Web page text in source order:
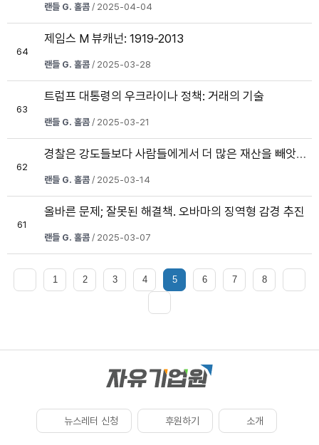
랜들 G. 홀콤 / 2025-04-04
64
제임스 M 뷰캐넌: 1919-2013
랜들 G. 홀콤 / 2025-03-28
63
트럼프 대통령의 우크라이나 정책: 거래의 기술
랜들 G. 홀콤 / 2025-03-21
62
경찰은 강도들보다 사람들에게서 더 많은 재산을 빼앗는다
랜들 G. 홀콤 / 2025-03-14
61
올바른 문제; 잘못된 해결책. 오바마의 징역형 감경 추진
랜들 G. 홀콤 / 2025-03-07
1 2 3 4 5 6 7 8
뉴스레터 신청 후원하기 소개